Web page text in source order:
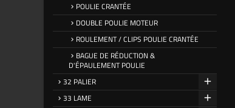
POULIE CRANTÉE
DOUBLE POULIE MOTEUR
ROULEMENT / CLIPS POULIE CRANTÉE
BAGUE DE RÉDUCTION &
D'ÉPAULEMENT POULIE
32 PALIER
33 LAME